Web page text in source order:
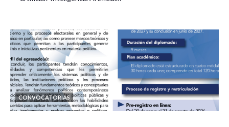
CONVOCATORIAS